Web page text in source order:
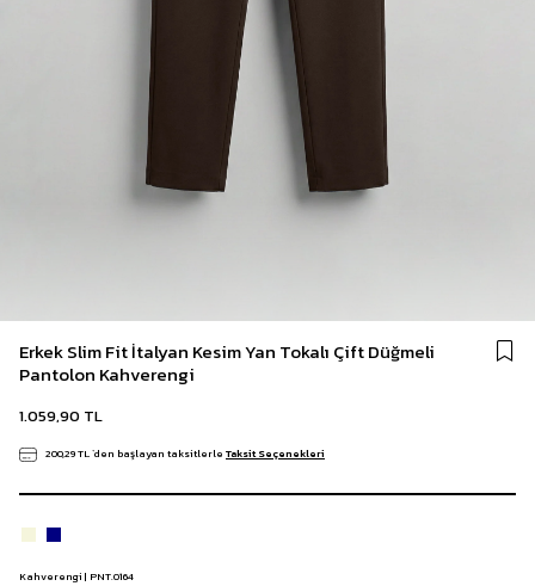
Erkek Slim Fit İtalyan Kesim Yan Tokalı Çift Düğmeli
Pantolon Kahverengi
1.059,90 TL
200,29 TL`den başlayan taksitlerle Taksit Seçenekleri
Kahverengi | PNT.0164